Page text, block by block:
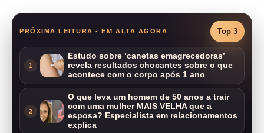
PRÓXIMA LEITURA - EM ALTA AGORA Top 3
1
Estudo sobre ‘canetas emagrecedoras’
revela resultados chocantes sobre o que
acontece com o corpo após 1 ano
2
O que leva um homem de 50 anos a trair
com uma mulher MAIS VELHA que a
esposa? Especialista em relacionamentos
explica